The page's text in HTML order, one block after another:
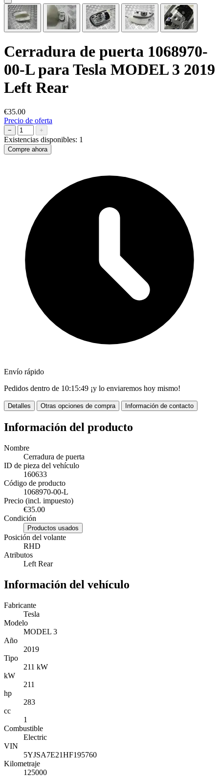
Cerradura de puerta 1068970-
00-L para Tesla MODEL 3 2019
Left Rear
€35.00
Precio de oferta
− +
Existencias disponibles: 1
Compre ahora
Envío rápido
Pedidos dentro de 10:15:47 ¡y lo enviaremos hoy mismo!
Detalles Otras opciones de compra Información de contacto
Información del producto
Nombre
Cerradura de puerta
ID de pieza del vehículo
160633
Código de producto
1068970-00-L
Precio (incl. impuesto)
€35.00
Condición
Productos usados
Posición del volante
RHD
Atributos
Left Rear
Información del vehículo
Fabricante
Tesla
Modelo
MODEL 3
Año
2019
Tipo
211 kW
kW
211
hp
283
cc
1
Combustible
Electric
VIN
5YJSA7E21HF195760
Kilometraje
125000